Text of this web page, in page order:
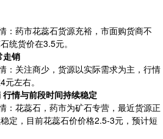
：药市花蕊石货源充裕，市面购货商不
统货价在3.5元。
走销
：关注商少，货源以实际需求为主，行情
左右。
情与前段时间持续稳定
：花蕊石，药市为矿石专营，最近货源正
定，目前花蕊石价价格2.5-3元，预计短